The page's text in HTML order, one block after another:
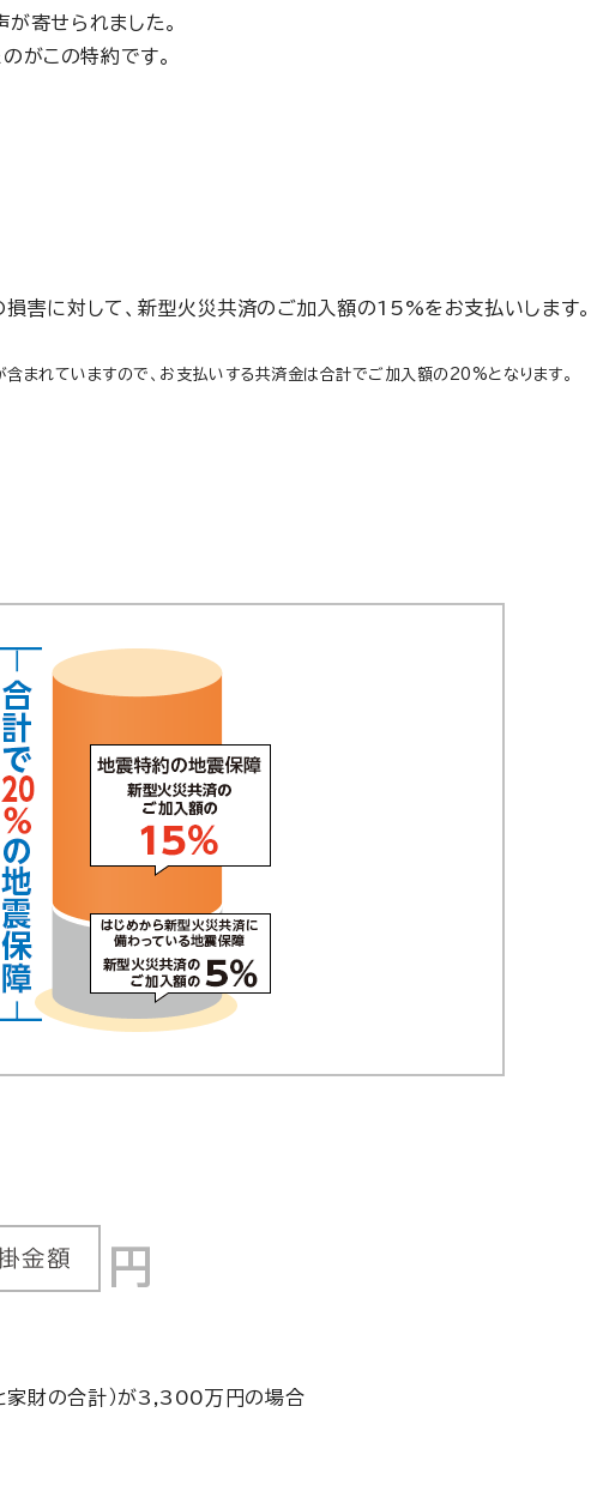
寄せられました。
がこの特約です。
害に対して、新型火災共済のご加入額の15%をお支払いします。
まれていますので、お支払いする共済金は合計でご加入額の20%となります。
家財の合計）が3,300万円の場合